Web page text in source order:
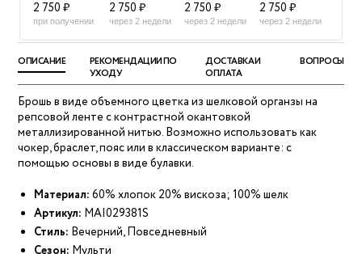
2 750 ₽
при получении
2 750 ₽
через 2 недели
2 750 ₽
через 2 недели
2 750 ₽
через 2 недели
ОПИСАНИЕ
РЕКОМЕНДАЦИИ ПО
УХОДУ
ДОСТАВКА И
ОПЛАТА
ВОПРОСЫ
Брошь в виде объемного цветка из шелковой органзы на
репсовой ленте с контрастной окантовкой
металлизированной нитью. Возможно использовать как
чокер, браслет, пояс или в классическом варианте: с
помощью основы в виде булавки.
Материал: 60% хлопок 20% вискоза; 100% шелк
Артикул: MAI029381S
Стиль: Вечерний, Повседневный